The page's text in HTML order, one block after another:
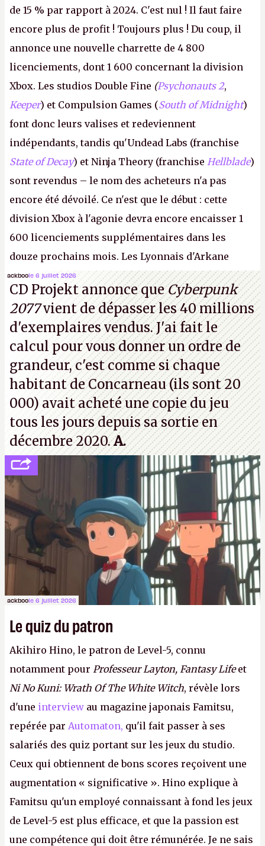
de 15 % par rapport à 2024. C'est nul ! Il faut faire
encore plus de profit ! Toujours plus ! Du coup, il
annonce une nouvelle charrette de 4 800
licenciements, dont 1 600 concernant la division
Xbox. Les studios Double Fine (Psychonauts 2,
Keeper) et Compulsion Games (South of Midnight)
font donc leurs valises et redeviennent
indépendants, tandis qu'Undead Labs (franchise
State of Decay) et Ninja Theory (franchise Hellblade)
sont revendus – le nom des acheteurs n'a pas
encore été dévoilé. Ce n'est que le début : cette
division Xbox à l'agonie devra encore encaisser 1
600 licenciements supplémentaires dans les
douze prochains mois. Les Lyonnais d'Arkane
(Dishonored, Deathloop) pourraient faire partie des
prochaines victimes, puisque Microsoft a confirmé
vouloir se séparer du studio.A.
ackboole 6 juillet 2026
CD Projekt annonce queCyberpunk
2077vient de dépasser les 40 millions
d'exemplaires vendus. J'ai fait le
calcul pour vous donner un ordre de
grandeur, c'est comme si chaque
habitant de Concarneau (ils sont 20
000) avait acheté une copie du jeu
tous les jours depuis sa sortie en
décembre 2020.A.
ackboole 6 juillet 2026
Le quiz du patron
Akihiro Hino, le patron de Level-5, connu
notamment pour Professeur Layton, Fantasy Lifeet
Ni No Kuni: Wrath Of The White Witch, révèle lors
d'une interview au magazine japonais Famitsu,
repérée par Automaton, qu'il fait passer à ses
salariés des quiz portant sur les jeux du studio.
Ceux qui obtiennent de bons scores reçoivent une
augmentation « significative ». Hino explique à
Famitsu qu'un employé connaissant à fond les jeux
de Level-5 est plus efficace, et que la passion est
une compétence qui doit être rémunérée. Je ne sais